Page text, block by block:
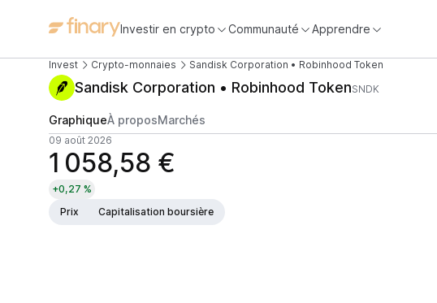
Investir en crypto Communauté Apprendre
Invest Crypto-monnaies Sandisk Corporation • Robinhood Token
Sandisk Corporation • Robinhood TokenSNDK
GraphiqueÀ proposMarchés
09 août 2026
1 058,58 €
+0,27 %
Prix
Capitalisation boursière